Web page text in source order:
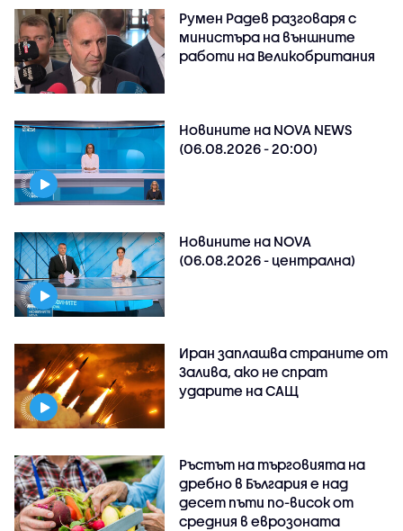
Румен Радев разговаря с
министъра на външните
работи на Великобритания
Новините на NOVA NEWS
(06.08.2026 - 20:00)
Новините на NOVA
(06.08.2026 - централна)
Иран заплашва страните от
Залива, ако не спрат
ударите на САЩ
Ръстът на търговията на
дребно в България е над
десет пъти по-висок от
средния в еврозоната